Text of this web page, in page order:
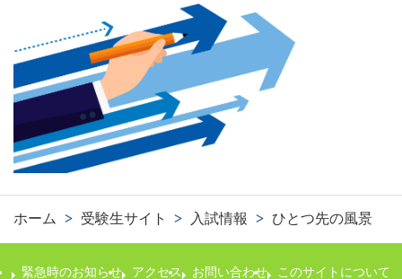
ホーム > 受験生サイト > 入試情報 > ひとつ先の風景
緊急時のお知らせ アクセス お問い合わせ このサイトについて